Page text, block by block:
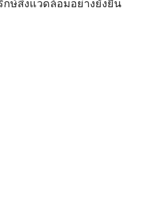
ษ์สิ่งแวดล้อมอย่างยั่งยืน